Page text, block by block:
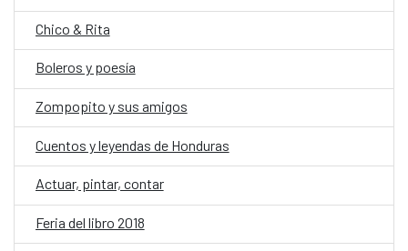
Chico & Rita
Boleros y poesía
Zompopito y sus amigos
Cuentos y leyendas de Honduras
Actuar, pintar, contar
Feria del libro 2018